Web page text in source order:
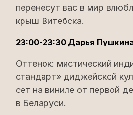
перенесут вас в мир
крыш Витебска.
23:00-23:30 Дарья
Оттенок: мистический
стандарт» диджейской
сет на виниле от первой
в Беларуси.